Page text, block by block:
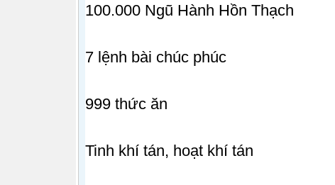
100.000 Ngũ Hành Hồn Thạch
7 lệnh bài chúc phúc
999 thức ăn
Tinh khí tán, hoạt khí tán